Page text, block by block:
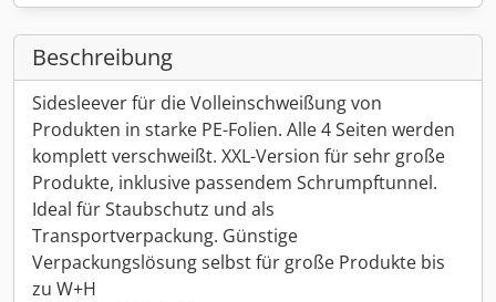
Beschreibung
Sidesleever für die Volleinschweißung von
Produkten in starke PE-Folien. Alle 4 Seiten werden
komplett verschweißt. XXL-Version für sehr große
Produkte, inklusive passendem Schrumpftunnel.
Ideal für Staubschutz und als
Transportverpackung. Günstige
Verpackungslösung selbst für große Produkte bis
zu W+H